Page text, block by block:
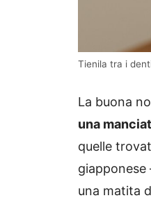
Tienila tra i
La buona
una
quelle
una matita